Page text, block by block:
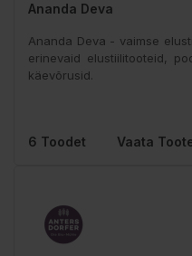
Ananda Deva
Ananda Deva - vaimse
erinevaid elustiilitooteid,
käevõrusid.
6 Toodet Vaata